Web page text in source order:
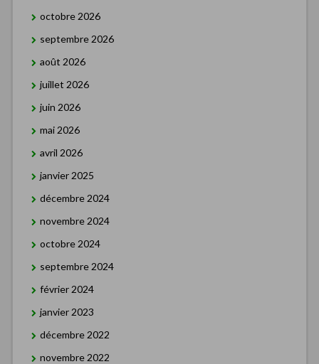
octobre 2026
septembre 2026
août 2026
juillet 2026
juin 2026
mai 2026
avril 2026
janvier 2025
décembre 2024
novembre 2024
octobre 2024
septembre 2024
février 2024
janvier 2023
décembre 2022
novembre 2022